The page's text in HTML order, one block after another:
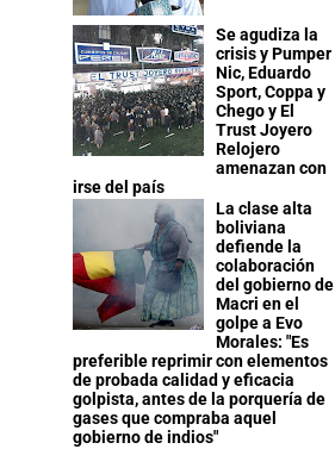
Se agudiza la
crisis y Pumper
Nic, Eduardo
Sport, Coppa y
Chego y El
Trust Joyero
Relojero
amenazan con
irse del país
La clase alta
boliviana
defiende la
colaboración
del gobierno de
Macri en el
golpe a Evo
Morales: "Es
preferible reprimir con elementos
de probada calidad y eficacia
golpista, antes de la porquería de
gases que compraba aquel
gobierno de indios"